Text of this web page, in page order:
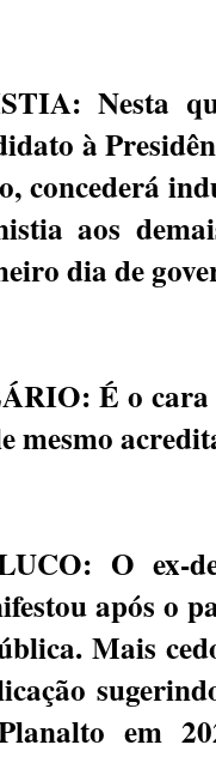
Nesta
à
concederá
aos
dia de
É o cara
mesmo
O ex-
após o
Mais
em